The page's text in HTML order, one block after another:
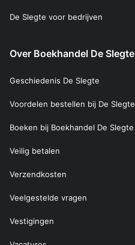
De Slegte voor bedrijven
Over Boekhandel De Slegte
Geschiedenis De Slegte
Voordelen bestellen bij De Slegte
Boeken bij Boekhandel De Slegte
Veilig betalen
Verzendkosten
Veelgestelde vragen
Vestigingen